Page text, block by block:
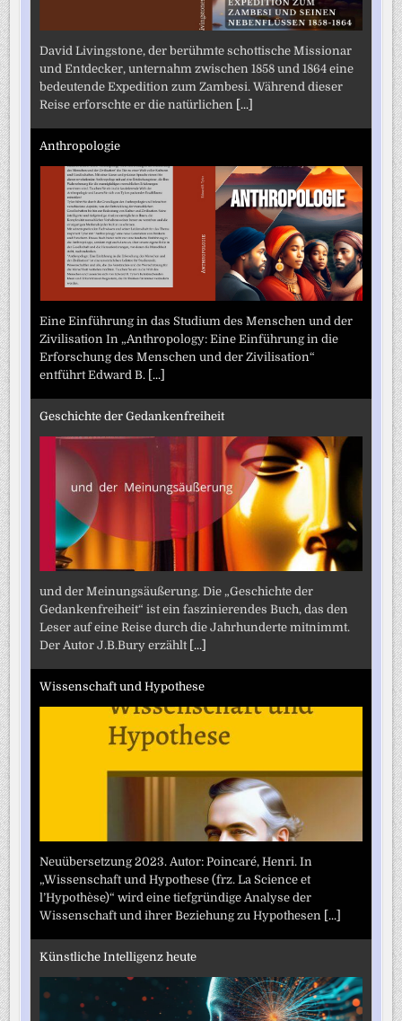
David Livingstone, der berühmte schottische Missionar
und Entdecker, unternahm zwischen 1858 und 1864 eine
bedeutende Expedition zum Zambesi. Während dieser
Reise erforschte er die natürlichen [...]
Anthropologie
Eine Einführung in das Studium des Menschen und der
Zivilisation In „Anthropology: Eine Einführung in die
Erforschung des Menschen und der Zivilisation“
entführt Edward B. [...]
Geschichte der Gedankenfreiheit
und der Meinungsäußerung. Die „Geschichte der
Gedankenfreiheit“ ist ein faszinierendes Buch, das den
Leser auf eine Reise durch die Jahrhunderte mitnimmt.
Der Autor J.B.Bury erzählt [...]
Wissenschaft und Hypothese
Neuübersetzung 2023. Autor: Poincaré, Henri. In
„Wissenschaft und Hypothese (frz. La Science et
l’Hypothèse)“ wird eine tiefgründige Analyse der
Wissenschaft und ihrer Beziehung zu Hypothesen [...]
Künstliche Intelligenz heute